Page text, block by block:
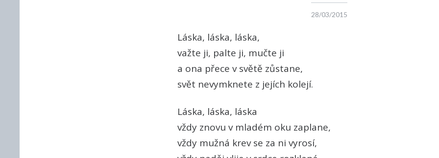
28/03/2015
Láska, láska, láska,
važte ji, palte ji, mučte ji
a ona přece v světě zůstane,
svět nevymknete z jejích kolejí.
Láska, láska, láska
vždy znovu v mladém oku zaplane,
vždy mužná krev se za ni vyrosí,